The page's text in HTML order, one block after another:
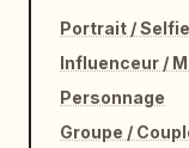
Portrait / Selfie
Influenceur /
Personnage
Groupe /